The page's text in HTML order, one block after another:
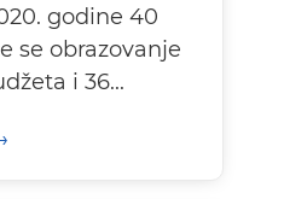
godine 40
se obrazovanje
i 36...